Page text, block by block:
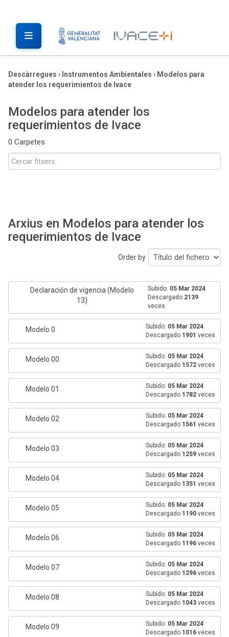
Descàrregues › Instrumentos Ambientales › Modelos para
atender los requerimientos de Ivace
Modelos para atender los
requerimientos de Ivace
0 Carpetes
Arxius en Modelos para atender los
requerimientos de Ivace
Order by
Declaración de vigencia (Modelo
13)
Subido: 05 Mar 2024
Descargado 2139
veces
Modelo 0 Subido: 05 Mar 2024
Descargado 1901 veces
Modelo 00 Subido: 05 Mar 2024
Descargado 1572 veces
Modelo 01 Subido: 05 Mar 2024
Descargado 1782 veces
Modelo 02 Subido: 05 Mar 2024
Descargado 1561 veces
Modelo 03 Subido: 05 Mar 2024
Descargado 1259 veces
Modelo 04 Subido: 05 Mar 2024
Descargado 1351 veces
Modelo 05 Subido: 05 Mar 2024
Descargado 1190 veces
Modelo 06 Subido: 05 Mar 2024
Descargado 1196 veces
Modelo 07 Subido: 05 Mar 2024
Descargado 1296 veces
Modelo 08 Subido: 05 Mar 2024
Descargado 1043 veces
Modelo 09 Subido: 05 Mar 2024
Descargado 1016 veces